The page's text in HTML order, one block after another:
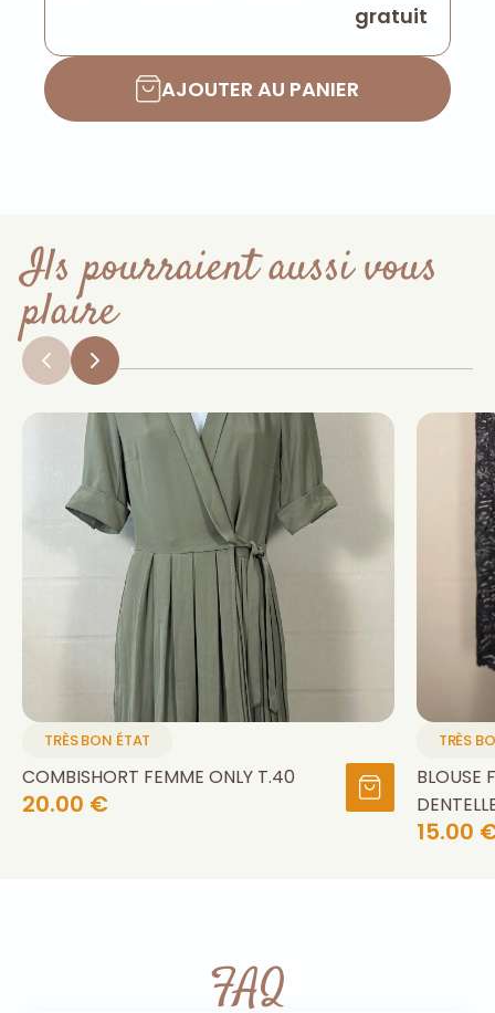
gratuit
AJOUTER AU PANIER
Ils pourraient aussi vous
plaire
TRÈS BON ÉTAT
COMBISHORT FEMME ONLY T.40
20.00 €
TRÈS
BLOUSE
15.00
FAQ